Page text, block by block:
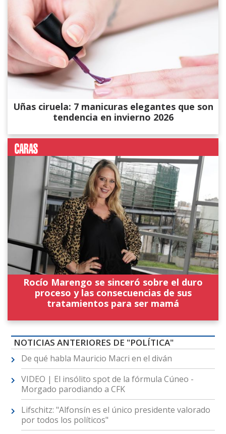
Uñas ciruela: 7 manicuras elegantes que son
tendencia en invierno 2026
Rocío Marengo se sinceró sobre el duro
proceso y las consecuencias de sus
tratamientos para ser mamá
NOTICIAS ANTERIORES DE "POLÍTICA"
De qué habla Mauricio Macri en el diván
VIDEO | El insólito spot de la fórmula Cúneo -
Morgado parodiando a CFK
Lifschitz: "Alfonsín es el único presidente valorado
por todos los políticos"